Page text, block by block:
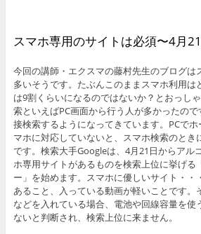
スマホ専用のサイトは必須〜4月
今回の講師・エクスマの藤村先生のブログは
多いそうです。たぶんこのままスマホ利用は
は9割くらいになるのではないか？とおっし
索といえばPC画面から行う人が多かったの
接検索するようになってきています。PCで
マホに対応していないと、スマホ検索のとき
です。検索大手Googleは、4月21日からアル
ホ専用サイトがあるものを検索上位に挙げる
ー」を始めます。スマホに優しいサイト・・
あること、入っている動画が軽いことです。
などを入れている場合、電池や回線容量を使
ないと判断され、検索上位に来ません。